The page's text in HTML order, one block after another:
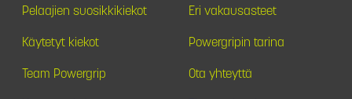
Pelaajien suosikkikiekot Eri vakausasteet
Käytetyt kiekot Powergripin tarina
Team Powergrip Ota yhteyttä